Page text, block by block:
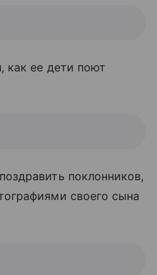
как ее дети поют
поклонников,
своего сына